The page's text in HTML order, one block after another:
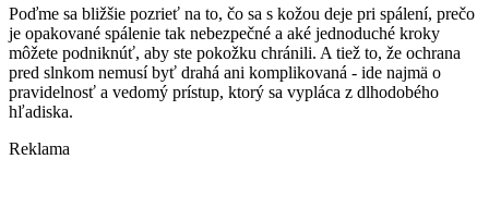
Poďme sa bližšie pozrieť na to, čo sa s kožou deje pri spálení, prečo
je opakované spálenie tak nebezpečné a aké jednoduché kroky
môžete podniknúť, aby ste pokožku chránili. A tiež to, že ochrana
pred slnkom nemusí byť drahá ani komplikovaná - ide najmä o
pravidelnosť a vedomý prístup, ktorý sa vypláca z dlhodobého
hľadiska.
Reklama